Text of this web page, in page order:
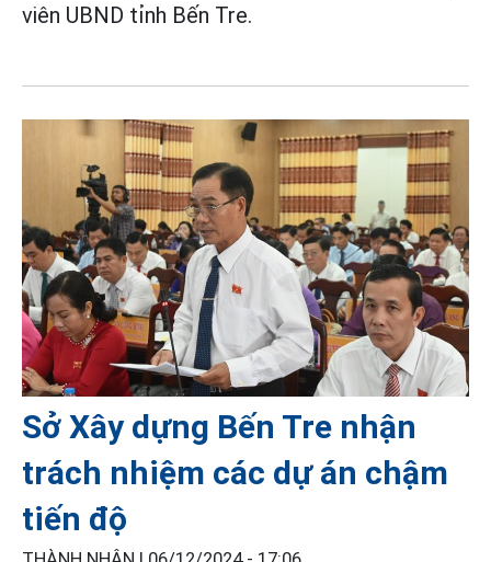
viên UBND tỉnh Bến Tre.
Sở Xây dựng Bến Tre nhận
trách nhiệm các dự án chậm
tiến độ